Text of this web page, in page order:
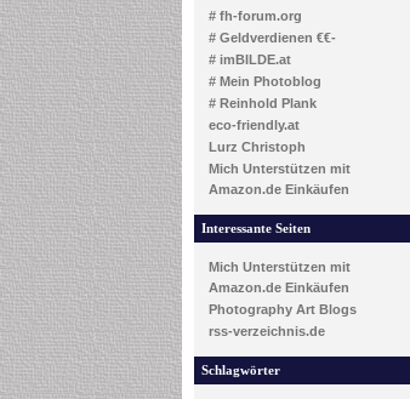
# fh-forum.org
# Geldverdienen €€-
# imBILDE.at
# Mein Photoblog
# Reinhold Plank
eco-friendly.at
Lurz Christoph
Mich Unterstützen mit
Amazon.de Einkäufen
Interessante Seiten
Mich Unterstützen mit
Amazon.de Einkäufen
Photography Art Blogs
rss-verzeichnis.de
Schlagwörter